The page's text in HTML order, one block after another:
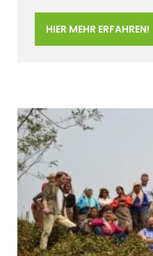
HIER MEHR ERFAHREN!